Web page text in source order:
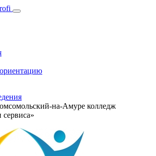
на-Амуре колледж
сервиса»